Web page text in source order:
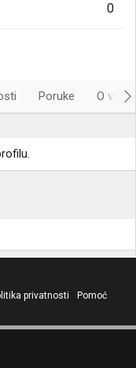
0
Poruke O
privatnosti
Pomoć